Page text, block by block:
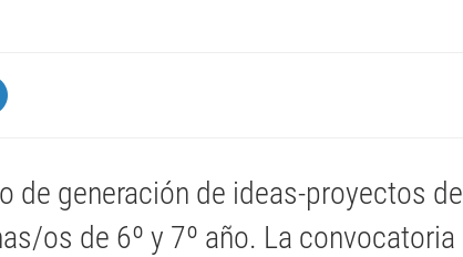
de generación de ideas-proyectos de
os de 6º y 7º año. La convocatoria